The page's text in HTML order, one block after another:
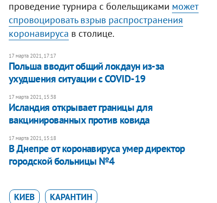
проведение турнира с болельщиками может
спровоцировать взрыв распространения
коронавируса в столице.
17 марта 2021, 17:17
Польша вводит общий локдаун из-за
ухудшения ситуации с COVID-19
17 марта 2021, 15:38
Исландия открывает границы для
вакцинированных против ковида
17 марта 2021, 15:18
В Днепре от коронавируса умер директор
городской больницы №4
КИЕВ КАРАНТИН